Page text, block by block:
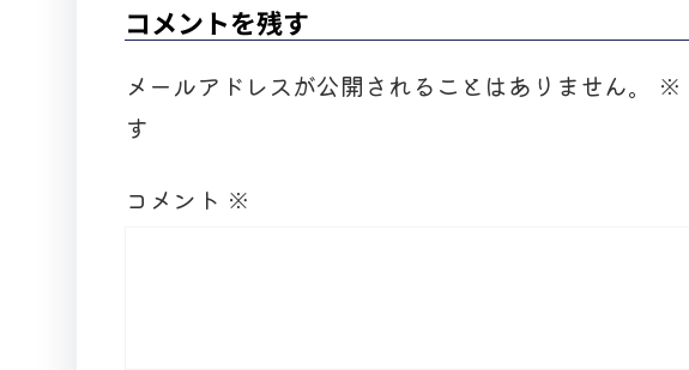
コメントを残す
メールアドレスが公開されることはありません。 ※
す
コメント ※